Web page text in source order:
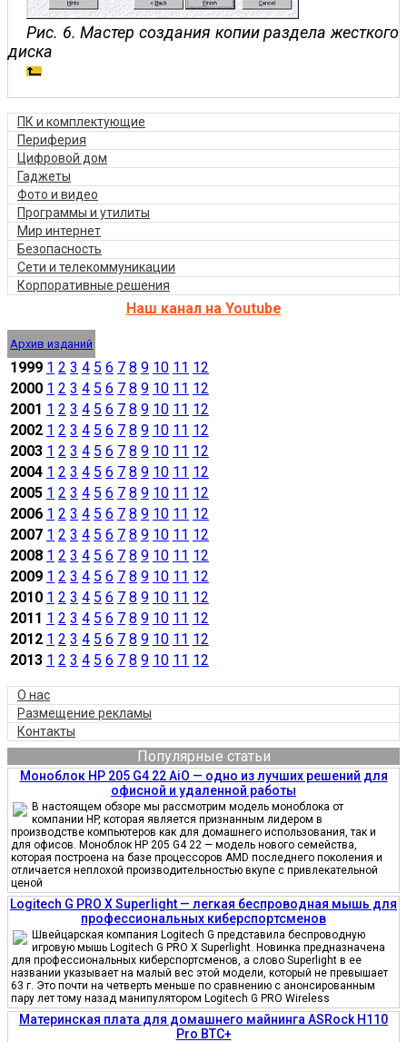
Рис. 6. Мастер создания копии раздела жесткого
диска
ПК и комплектующие
Периферия
Цифровой дом
Гаджеты
Фото и видео
Программы и утилиты
Мир интернет
Безопасность
Сети и телекоммуникации
Корпоративные решения
Наш канал на Youtube
Архив изданий
1999 1 2 3 4 5 6 7 8 9 10 11 12
2000 1 2 3 4 5 6 7 8 9 10 11 12
2001 1 2 3 4 5 6 7 8 9 10 11 12
2002 1 2 3 4 5 6 7 8 9 10 11 12
2003 1 2 3 4 5 6 7 8 9 10 11 12
2004 1 2 3 4 5 6 7 8 9 10 11 12
2005 1 2 3 4 5 6 7 8 9 10 11 12
2006 1 2 3 4 5 6 7 8 9 10 11 12
2007 1 2 3 4 5 6 7 8 9 10 11 12
2008 1 2 3 4 5 6 7 8 9 10 11 12
2009 1 2 3 4 5 6 7 8 9 10 11 12
2010 1 2 3 4 5 6 7 8 9 10 11 12
2011 1 2 3 4 5 6 7 8 9 10 11 12
2012 1 2 3 4 5 6 7 8 9 10 11 12
2013 1 2 3 4 5 6 7 8 9 10 11 12
О нас
Размещение рекламы
Контакты
Популярные статьи
Моноблок HP 205 G4 22 AiO — одно из лучших решений для
офисной и удаленной работы
В настоящем обзоре мы рассмотрим модель моноблока от
компании HP, которая является признанным лидером в
производстве компьютеров как для домашнего использования, так и
для офисов. Моноблок HP 205 G4 22 — модель нового семейства,
которая построена на базе процессоров AMD последнего поколения и
отличается неплохой производительностью вкупе с привлекательной
ценой
Logitech G PRO X Superlight — легкая беспроводная мышь для
профессиональных киберспортсменов
Швейцарская компания Logitech G представила беспроводную
игровую мышь Logitech G PRO X Superlight. Новинка предназначена
для профессиональных киберспортсменов, а слово Superlight в ее
названии указывает на малый вес этой модели, который не превышает
63 г. Это почти на четверть меньше по сравнению с анонсированным
пару лет тому назад манипулятором Logitech G PRO Wireless
Материнская плата для домашнего майнинга ASRock H110
Pro BTC+